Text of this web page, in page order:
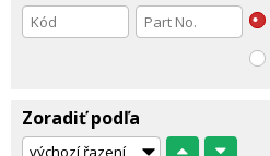
Zoradiť podľa